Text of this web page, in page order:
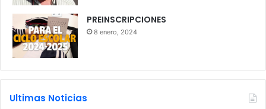
PREINSCRIPCIONES
8 enero, 2024
Ultimas Noticias